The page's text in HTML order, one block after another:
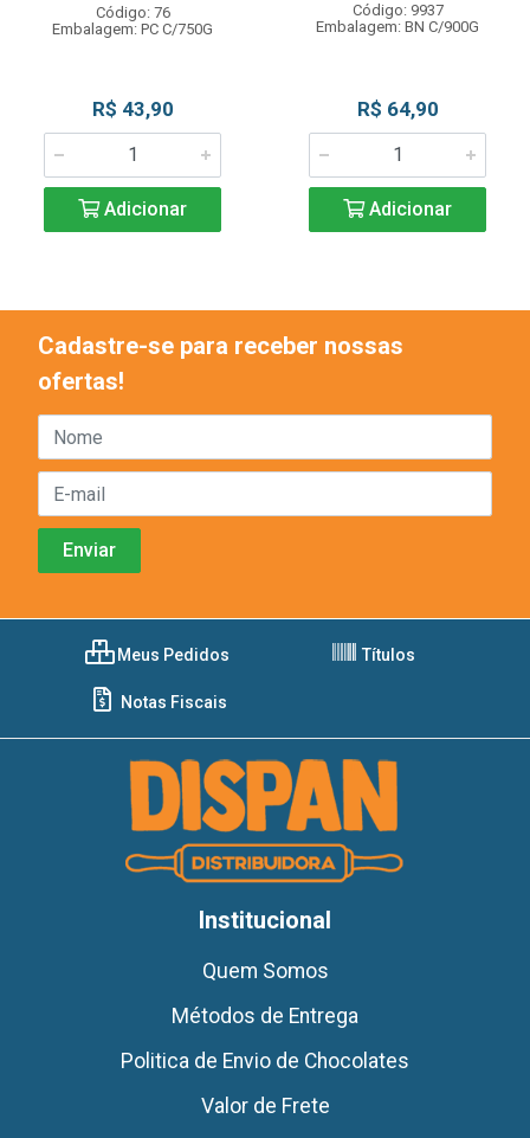
Código: 76
Embalagem: PC C/750G
R$ 43,90
Adicionar
Código: 9937
Embalagem: BN C/900G
R$ 64,90
Adicionar
Cadastre-se para receber nossas
ofertas!
Meus Pedidos Títulos
Notas Fiscais
Institucional
Quem Somos
Métodos de Entrega
Politica de Envio de Chocolates
Valor de Frete